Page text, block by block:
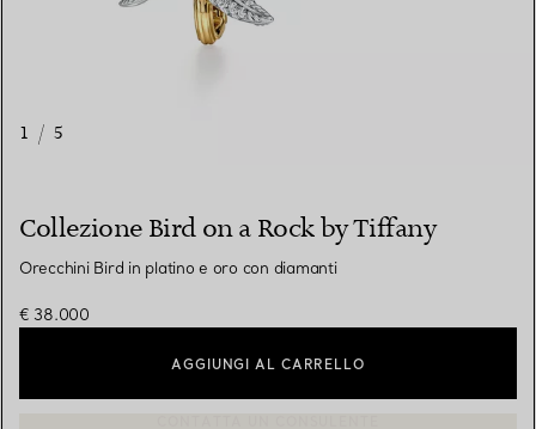
1 / 5
Collezione Bird on a Rock by Tiffany
Orecchini Bird in platino e oro con diamanti
€ 38.000
AGGIUNGI AL CARRELLO